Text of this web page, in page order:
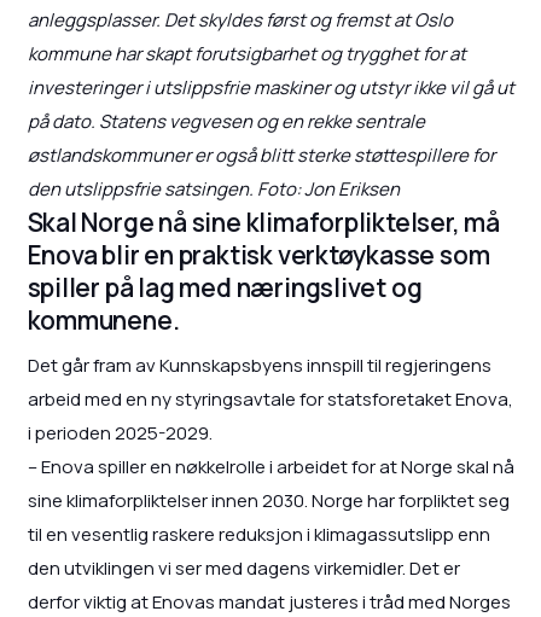
anleggsplasser. Det skyldes først og fremst at Oslo
kommune har skapt forutsigbarhet og trygghet for at
investeringer i utslippsfrie maskiner og utstyr ikke vil gå ut
på dato. Statens vegvesen og en rekke sentrale
østlandskommuner er også blitt sterke støttespillere for
den utslippsfrie satsingen. Foto: Jon Eriksen
Skal Norge nå sine klimaforpliktelser, må
Enova blir en praktisk verktøykasse som
spiller på lag med næringslivet og
kommunene.
Det går fram av Kunnskapsbyens innspill til regjeringens
arbeid med en ny styringsavtale for statsforetaket Enova,
i perioden 2025-2029.
– Enova spiller en nøkkelrolle i arbeidet for at Norge skal nå
sine klimaforpliktelser innen 2030. Norge har forpliktet seg
til en vesentlig raskere reduksjon i klimagassutslipp enn
den utviklingen vi ser med dagens virkemidler. Det er
derfor viktig at Enovas mandat justeres i tråd med Norges